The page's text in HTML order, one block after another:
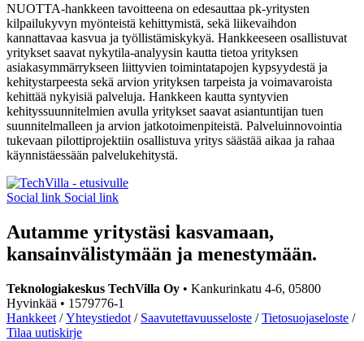
NUOTTA-hankkeen tavoitteena on edesauttaa pk-yritysten
kilpailukyvyn myönteistä kehittymistä, sekä liikevaihdon
kannattavaa kasvua ja työllistämiskykyä. Hankkeeseen osallistuvat
yritykset saavat nykytila-analyysin kautta tietoa yrityksen
asiakasymmärrykseen liittyvien toimintatapojen kypsyydestä ja
kehitystarpeesta sekä arvion yrityksen tarpeista ja voimavaroista
kehittää nykyisiä palveluja. Hankkeen kautta syntyvien
kehityssuunnitelmien avulla yritykset saavat asiantuntijan tuen
suunnitelmalleen ja arvion jatkotoimenpiteistä. Palveluinnovointia
tukevaan pilottiprojektiin osallistuva yritys säästää aikaa ja rahaa
käynnistäessään palvelukehitystä.
Social link Social link
Autamme yritystäsi kasvamaan,
kansainvälistymään ja menestymään.
Teknologiakeskus TechVilla Oy • Kankurinkatu 4-6, 05800
Hyvinkää • 1579776-1
Hankkeet /Yhteystiedot / Saavutettavuusseloste /Tietosuojaseloste /
Tilaa uutiskirje